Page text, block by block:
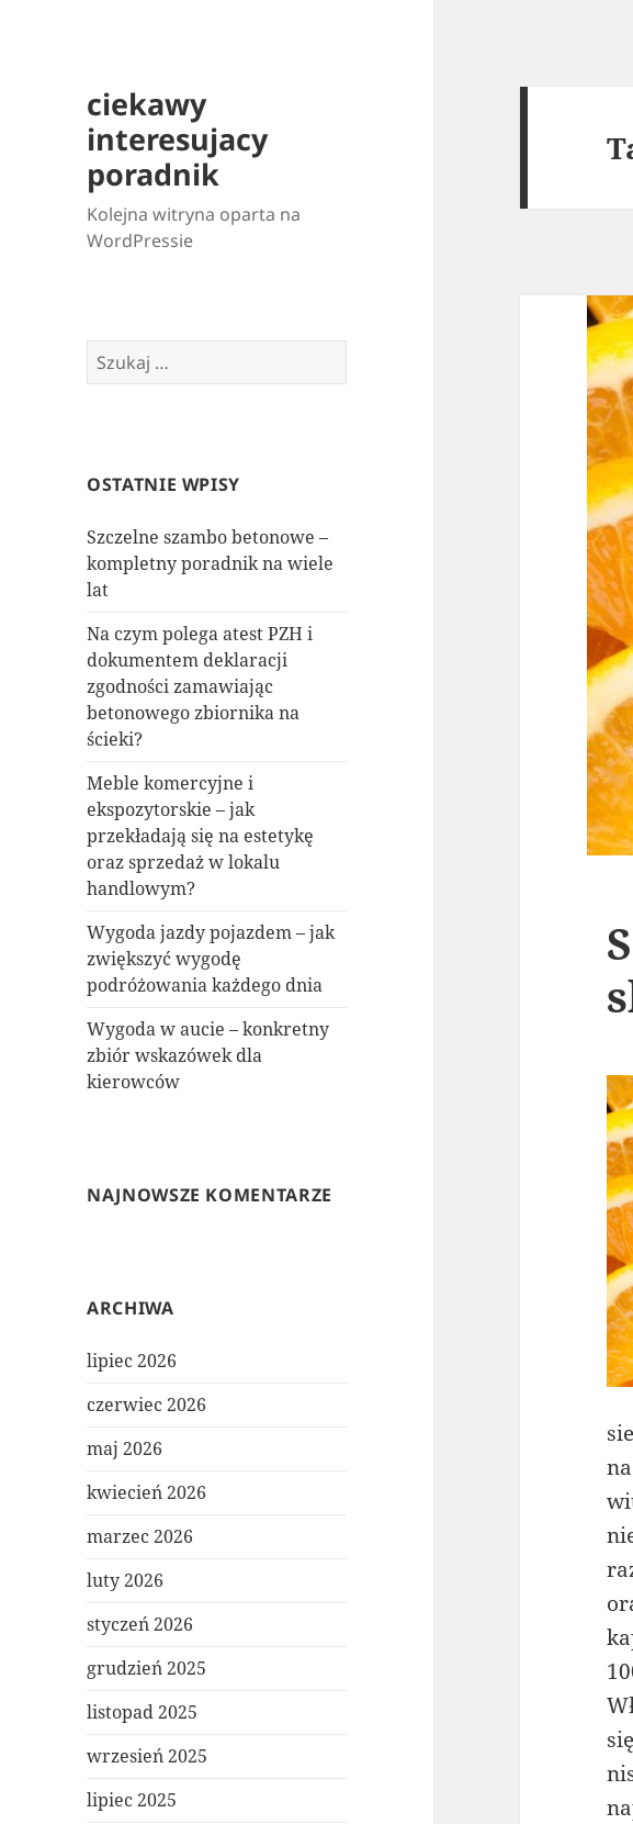
ciekawy
interesujacy
poradnik
Kolejna witryna oparta na
WordPressie
Szukaj:
OSTATNIE WPISY
Szczelne szambo betonowe –
kompletny poradnik na wiele
lat
Na czym polega atest PZH i
dokumentem deklaracji
zgodności zamawiając
betonowego zbiornika na
ścieki?
Meble komercyjne i
ekspozytorskie – jak
przekładają się na estetykę
oraz sprzedaż w lokalu
handlowym?
Wygoda jazdy pojazdem – jak
zwiększyć wygodę
podróżowania każdego dnia
Wygoda w aucie – konkretny
zbiór wskazówek dla
kierowców
NAJNOWSZE KOMENTARZE
ARCHIWA
lipiec 2026
czerwiec 2026
maj 2026
kwiecień 2026
marzec 2026
luty 2026
styczeń 2026
grudzień 2025
listopad 2025
wrzesień 2025
lipiec 2025